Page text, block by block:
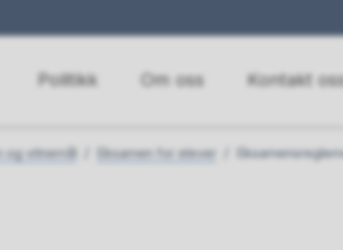
Politikk Om oss Kontakt
og vitnemål Eksamen for elever